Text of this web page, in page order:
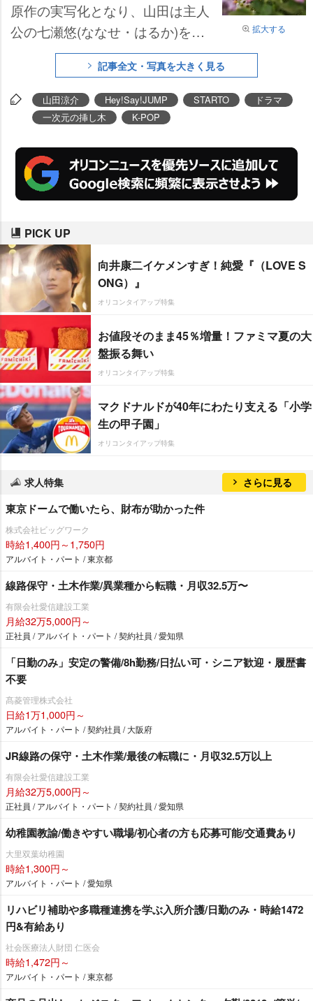
拡大する
原作の実写化となり、山田は主人
公の七瀬悠(ななせ・はるか)を演
記事全文・写真を大きく見る
山田涼介 Hey!Say!JUMP STARTO
ドラマ
一次元の挿し木
K-POP
PICK UP
向井康二イケメンすぎ！純愛『（LOVE S
ONG）』
オリコンタイアップ特集
お値段そのまま45％増量！ファミマ夏の大
盤振る舞い
オリコンタイアップ特集
マクドナルドが40年にわたり支える「小学
生の甲子園」
オリコンタイアップ特集
求人特集 さらに見る
東京ドームで働いたら、財布が助かった件
株式会社ビッグワーク
時給1,400円～1,750円
アルバイト・パート / 東京都
線路保守・土木作業/異業種から転職・月収32.5万〜
有限会社愛信建設工業
月給32万5,000円～
正社員 / アルバイト・パート / 契約社員 / 愛知県
「日勤のみ」安定の警備/8h勤務/日払い可・シニア歓迎・履歴書
不要
髙菱管理株式会社
日給1万1,000円～
アルバイト・パート / 契約社員 / 大阪府
JR線路の保守・土木作業/最後の転職に・月収32.5万以上
有限会社愛信建設工業
月給32万5,000円～
正社員 / アルバイト・パート / 契約社員 / 愛知県
幼稚園教諭/働きやすい職場/初心者の方も応募可能/交通費あり
大里双葉幼稚園
時給1,300円～
アルバイト・パート / 愛知県
リハビリ補助や多職種連携を学ぶ入所介護/日勤のみ・時給1472
円&有給あり
社会医療法人財団 仁医会
時給1,472円～
アルバイト・パート / 東京都